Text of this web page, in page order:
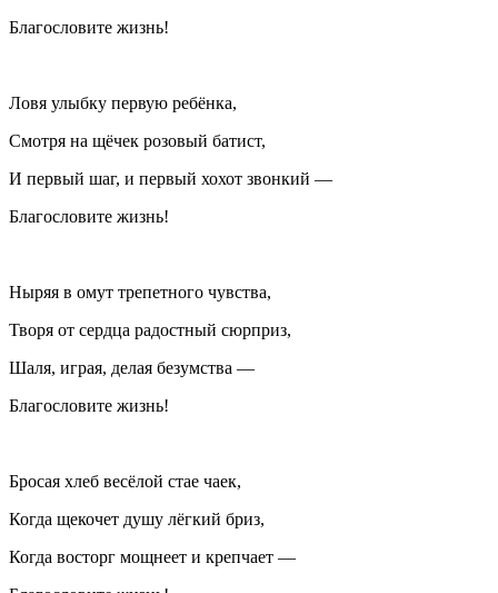
Благословите жизнь!
Ловя улыбку первую ребёнка,
Смотря на щёчек розовый батист,
И первый шаг, и первый хохот звонкий —
Благословите жизнь!
Ныряя в омут трепетного чувства,
Творя от сердца радостный сюрприз,
Шаля, играя, делая безумства —
Благословите жизнь!
Бросая хлеб весёлой стае чаек,
Когда щекочет душу лёгкий бриз,
Когда восторг мощнеет и крепчает —